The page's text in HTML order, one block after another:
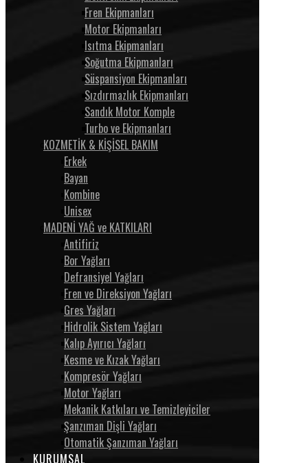
Fren Ekipmanları
Motor Ekipmanları
Isıtma Ekipmanları
Soğutma Ekipmanları
Süspansiyon Ekipmanları
Sızdırmazlık Ekipmanları
Sandık Motor Komple
Turbo ve Ekipmanları
KOZMETİK & KİŞİSEL BAKIM
Erkek
Bayan
Kombine
Unisex
MADENİ YAĞ ve KATKILARI
Antifiriz
Bor Yağları
Defransiyel Yağları
Fren ve Direksiyon Yağları
Gres Yağları
Hidrolik Sistem Yağları
Kalıp Ayırıcı Yağları
Kesme ve Kızak Yağları
Kompresör Yağları
Motor Yağları
Mekanik Katkıları ve Temizleyiciler
Şanzıman Dişli Yağları
Otomatik Şanzıman Yağları
KURUMSAL